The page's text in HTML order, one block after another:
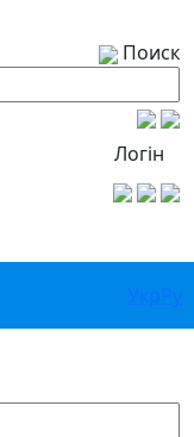
Поиск
Логін
УкрРу